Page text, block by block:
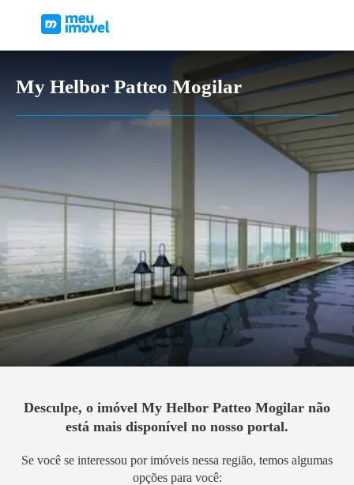
My Helbor Patteo Mogilar
Desculpe, o imóvel My Helbor Patteo Mogilar não
está mais disponível no nosso portal.
Se você se interessou por imóveis nessa região, temos algumas
opções para você: